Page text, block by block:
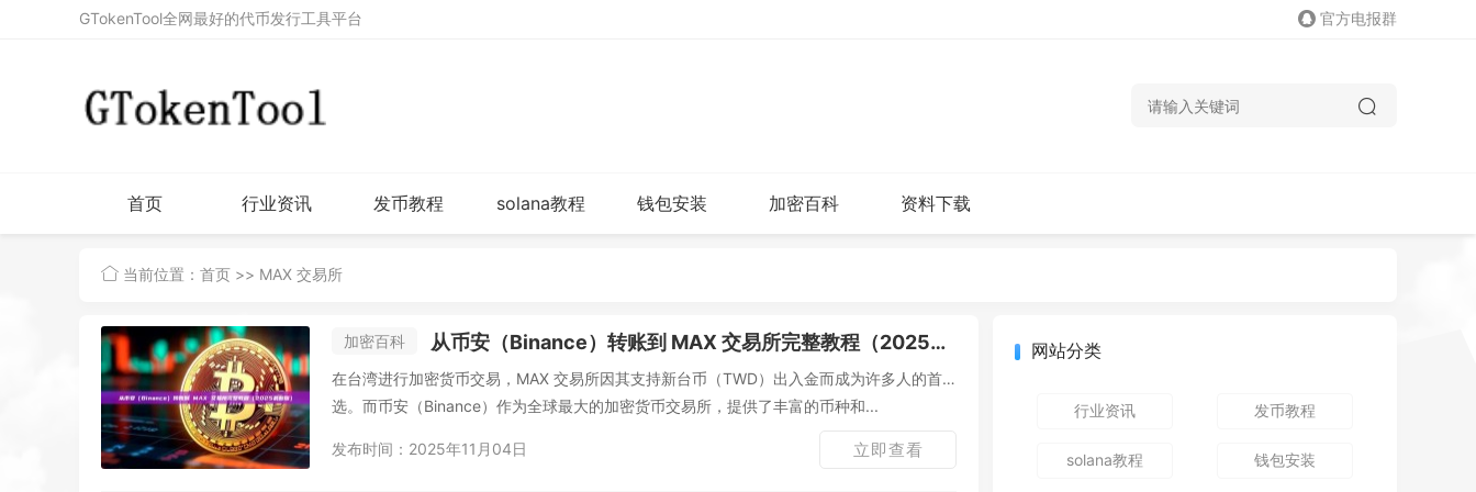
GTokenTool全网最好的代币发行工具平台 官方电报群
首页 行业资讯 发币教程 solana教程 钱包安装 加密百科 资料下载
当前位置： 首页 >> MAX 交易所
加密百科 从币安（Binance）转账到 MAX 交易所完整教程（2025最新版）
在台湾进行加密货币交易，MAX 交易所因其支持新台币（TWD）出入金而成为许多人的首
选。而币安（Binance）作为全球最大的加密货币交易所，提供了丰富的币种和...
发布时间：2025年11月04日 立即查看
网站分类
行业资讯 发币教程
solana教程 钱包安装